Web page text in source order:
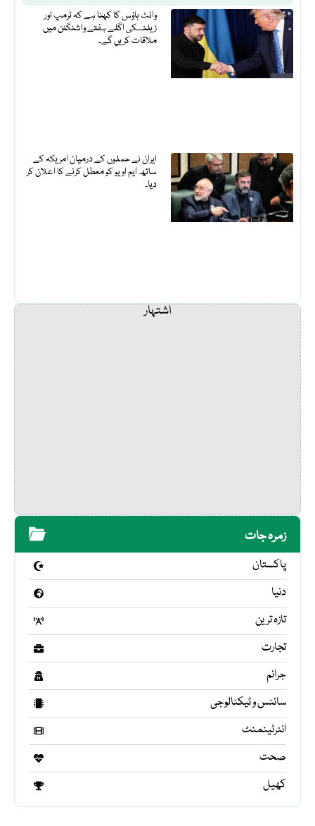
وائٹ ہاؤس کا کہنا ہے کہ ٹرمپ اور
زیلنسکی اگلے ہفتے واشنگٹن میں
ملاقات کریں گے۔
ایران نے حملوں کے درمیان امریکہ کے
ساتھ ایم او یو کو معطل کرنے کا اعلان کر
دیا۔
اشتہار
زمرہ جات
پاکستان
دنیا
تازہ ترین
تجارت
جرائم
سائنس و ٹیکنالوجی
انٹرٹینمنٹ
صحت
کھیل